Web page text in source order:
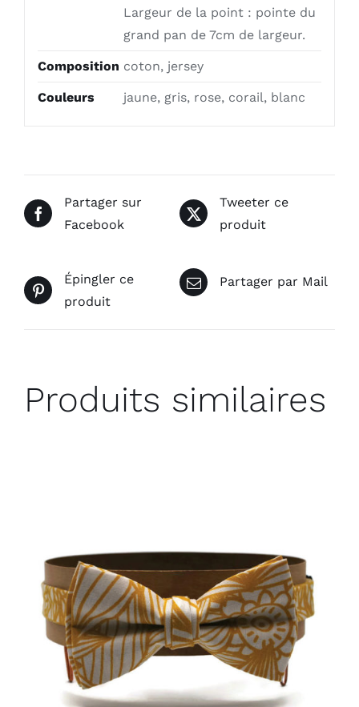
Largeur de la point : pointe du
grand pan de 7cm de largeur.
Composition coton, jersey
Couleurs jaune, gris, rose, corail, blanc
Partager sur
Facebook
Tweeter ce
produit
Épingler ce
produit
Partager par Mail
Produits similaires